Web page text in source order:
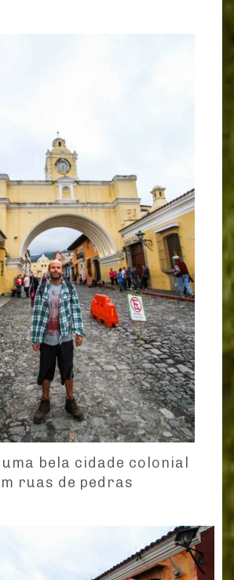
bela cidade colonial
ruas de pedras